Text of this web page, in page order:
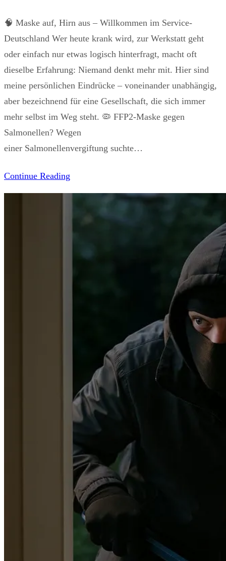
🧠 Maske auf, Hirn aus – Willkommen im Service-
Deutschland Wer heute krank wird, zur Werkstatt geht
oder einfach nur etwas logisch hinterfragt, macht oft
dieselbe Erfahrung: Niemand denkt mehr mit. Hier sind
meine persönlichen Eindrücke – voneinander unabhängig,
aber bezeichnend für eine Gesellschaft, die sich immer
mehr selbst im Weg steht. 🦠 FFP2-Maske gegen
Salmonellen? Wegen
einer Salmonellenvergiftung suchte…
Continue Reading